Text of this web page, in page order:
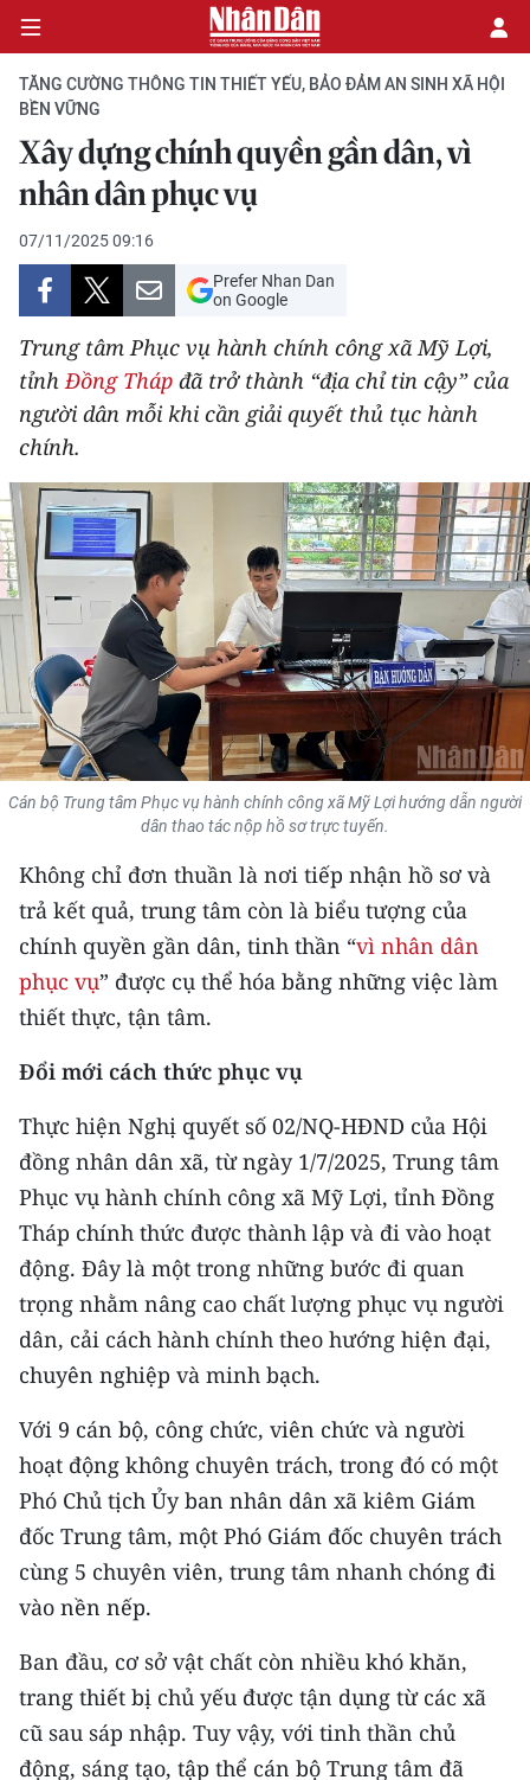
CHÍNH TRỊ
VĂN HÓA
PHÁP LUẬT
DU LỊCH
THẾ GIỚI
THỂ THAO
GIÁO DỤC
Y TẾ
KHOA HỌC - CÔNG NGHỆ
MÔI TRƯỜNG
KIỂM CHỨNG THÔNG TIN
TRI THỨC CHUYÊN SÂU
54 DÂN TỘC VIỆT NAM
CHƯƠNG TRÌNH OCOP - MỖI XÃ
RADIO
MEDIA CENTER
E-Magazine
Video
Media Chính trị
Media Kinh tế
Media Văn hóa
Media Xã hội
Media Pháp luật
Media Du lịch
Media Thế giới
Media Thể thao
TĂNG CƯỜNG THÔNG TIN THIẾT YẾU, BẢO ĐẢM AN SINH XÃ HỘI
BỀN VỮNG
Xây dựng chính quyền gần dân, vì
nhân dân phục vụ
07/11/2025 09:16
Prefer Nhan Dan
on Google
Trung tâm Phục vụ hành chính công xã Mỹ Lợi,
tỉnhĐồng Tháp đã trở thành “địa chỉ tin cậy” của
người dân mỗi khi cần giải quyết thủ tục hành
chính.
Cán bộ Trung tâm Phục vụ hành chính công xã Mỹ Lợi hướng dẫn người
dân thao tác nộp hồ sơ trực tuyến.
Không chỉ đơn thuần là nơi tiếp nhận hồ sơ và
trả kết quả, trung tâm còn là biểu tượng của
chính quyền gần dân, tinh thần “vì nhân dân
phục vụ” được cụ thể hóa bằng những việc làm
thiết thực, tận tâm.
Đổi mới cách thức phục vụ
Thực hiện Nghị quyết số 02/NQ-HĐND của Hội
đồng nhân dân xã, từ ngày 1/7/2025, Trung tâm
Phục vụ hành chính công xã Mỹ Lợi, tỉnh Đồng
Tháp chính thức được thành lập và đi vào hoạt
động. Đây là một trong những bước đi quan
trọng nhằm nâng cao chất lượng phục vụ người
dân, cải cách hành chính theo hướng hiện đại,
chuyên nghiệp và minh bạch.
Với 9 cán bộ, công chức, viên chức và người
hoạt động không chuyên trách, trong đó có một
Phó Chủ tịch Ủy ban nhân dân xã kiêm Giám
đốc Trung tâm, một Phó Giám đốc chuyên trách
cùng 5 chuyên viên, trung tâm nhanh chóng đi
vào nền nếp.
Ban đầu, cơ sở vật chất còn nhiều khó khăn,
trang thiết bị chủ yếu được tận dụng từ các xã
cũ sau sáp nhập. Tuy vậy, với tinh thần chủ
động, sáng tạo, tập thể cán bộ Trung tâm đã